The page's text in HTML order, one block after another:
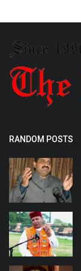
RANDOM POSTS